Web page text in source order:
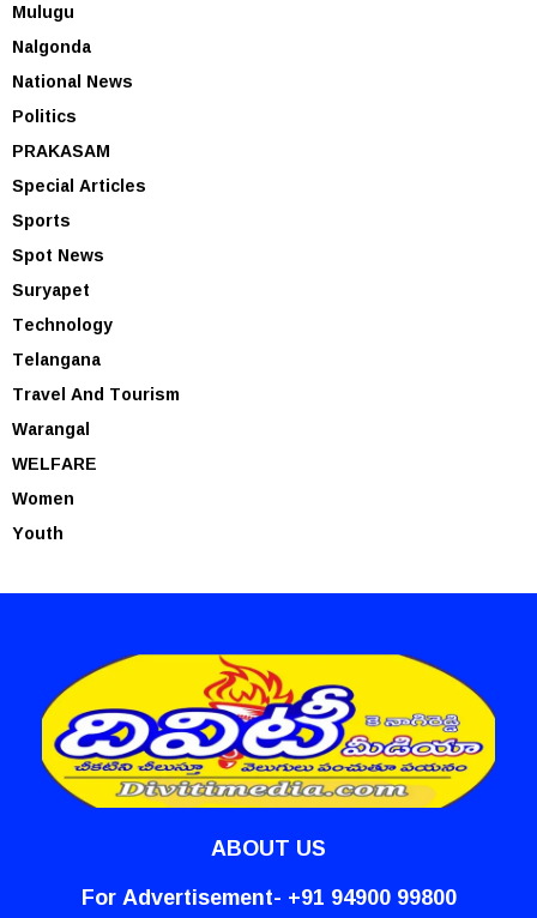
Mulugu
Nalgonda
National News
Politics
PRAKASAM
Special Articles
Sports
Spot News
Suryapet
Technology
Telangana
Travel And Tourism
Warangal
WELFARE
Women
Youth
ABOUT US
For Advertisement- +91 94900 99800